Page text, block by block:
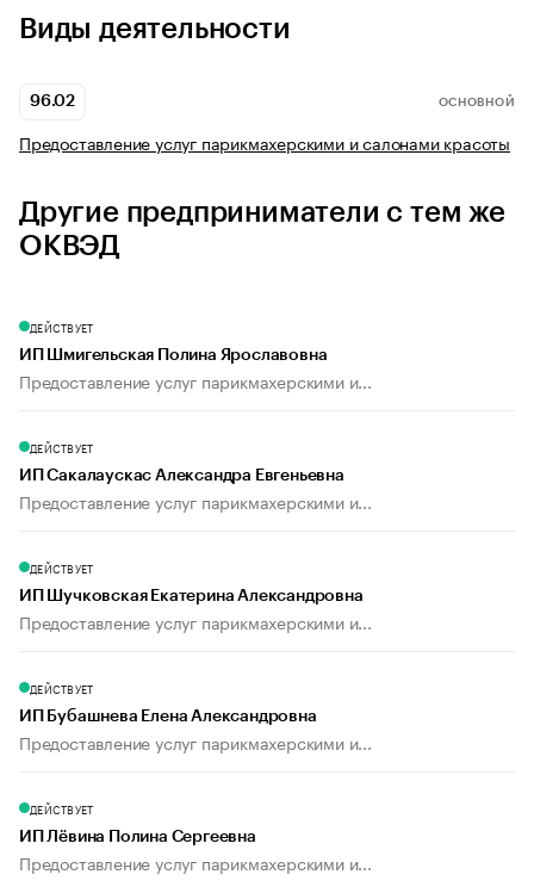
Виды деятельности
96.02 ОСНОВНОЙ
Предоставление услуг парикмахерскими и салонами красоты
Другие предприниматели с тем же
ОКВЭД
ДЕЙСТВУЕТ
ИП Шмигельская Полина Ярославовна
Предоставление услуг парикмахерскими и...
ДЕЙСТВУЕТ
ИП Сакалаускас Александра Евгеньевна
Предоставление услуг парикмахерскими и...
ДЕЙСТВУЕТ
ИП Шучковская Екатерина Александровна
Предоставление услуг парикмахерскими и...
ДЕЙСТВУЕТ
ИП Бубашнева Елена Александровна
Предоставление услуг парикмахерскими и...
ДЕЙСТВУЕТ
ИП Лёвина Полина Сергеевна
Предоставление услуг парикмахерскими и...